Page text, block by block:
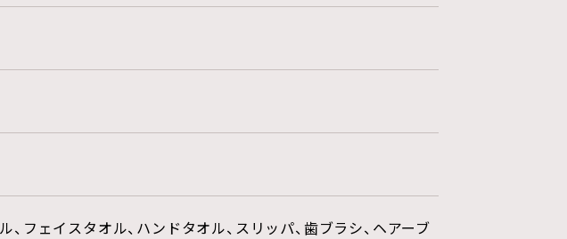
、フェイスタオル、ハンドタオル、スリッパ、歯ブラシ、ヘアーブ